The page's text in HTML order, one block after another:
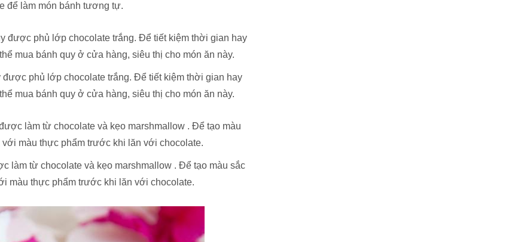
để làm món bánh tương tự.
phủ lớp chocolate trắng. Để tiết kiệm thời gian hay
mua bánh quy ở cửa hàng, siêu thị cho món ăn này.
làm từ chocolate và kẹo marshmallow . Để tạo màu sắc
màu thực phẩm trước khi lăn với chocolate.